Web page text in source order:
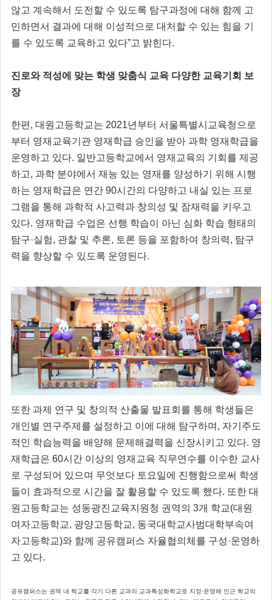
않고 계속해서 도전할 수 있도록 탐구과정에 대해 함께 고
민하면서 결과에 대해 이성적으로 대처할 수 있는 힘을 기
를 수 있도록 교육하고 있다”고 밝힌다.
진로와 적성에 맞는 학생 맞춤식 교육 다양한 교육기회 보
장
한편, 대원고등학교는 2021년부터 서울특별시교육청으로
부터 영재교육기관 영재학급 승인을 받아 과학 영재학급을
운영하고 있다. 일반고등학교에서 영재교육의 기회를 제공
하고, 과학 분야에서 재능 있는 영재를 양성하기 위해 시행
하는 영재학급은 연간 90시간의 다양하고 내실 있는 프로
그램을 통해 과학적 사고력과 창의성 및 잠재력을 키우고
있다. 영재학급 수업은 선행 학습이 아닌 심화 학습 형태의
탐구·실험, 관찰 및 추론, 토론 등을 포함하여 창의력, 탐구
력을 향상할 수 있도록 운영된다.
또한 과제 연구 및 창의적 산출물 발표회를 통해 학생들은
개인별 연구주제를 설정하고 이에 대해 탐구하며, 자기주도
적인 학습능력을 배양해 문제해결력을 신장시키고 있다. 영
재학급은 60시간 이상의 영재교육 직무연수를 이수한 교사
로 구성되어 있으며 무엇보다 토요일에 진행함으로써 학생
들이 효과적으로 시간을 잘 활용할 수 있도록 했다. 또한 대
원고등학교는 성동광진교육지원청 권역의 3개 학교(대원
여자고등학교, 광양고등학교, 동국대학교사범대학부속여
자고등학교)와 함께 공유캠퍼스 자율협의체를 구성·운영하
고 있다.
공유캠퍼스는 권역 내 학교를 각기 다른 교과의 교과특성화학교로 지정·운영해 인근 학교의